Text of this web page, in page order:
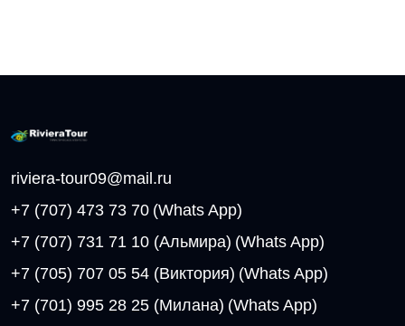
riviera-tour09@mail.ru
+7 (707) 473 73 70 (Whats App)
+7 (707) 731 71 10 (Альмира) (Whats App)
+7 (705) 707 05 54 (Виктория) (Whats App)
+7 (701) 995 28 25 (Милана) (Whats App)